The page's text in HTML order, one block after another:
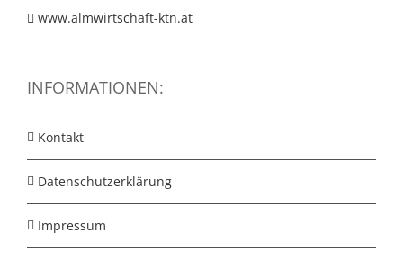
www.almwirtschaft-ktn.at
INFORMATIONEN:
Kontakt
Datenschutzerklärung
Impressum